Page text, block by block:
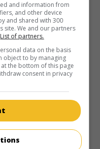
mes écrans
avec José Garcia,Gad
d'entraîner une équipe
déchu fait appel à ses
and information from
and other device
and shared with 300
site. We and our partners
List of partners.
data on the basis
object to by managing
the bottom of this page
consent in privacy